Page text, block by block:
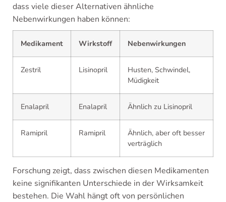
dass viele dieser Alternativen ähnliche
Nebenwirkungen haben können:
Medikament Wirkstoff Nebenwirkungen
Zestril Lisinopril
Husten, Schwindel,
Müdigkeit
Enalapril Enalapril Ähnlich zu Lisinopril
Ramipril Ramipril
Ähnlich, aber oft besser
verträglich
Forschung zeigt, dass zwischen diesen Medikamenten
keine signifikanten Unterschiede in der Wirksamkeit
bestehen. Die Wahl hängt oft von persönlichen